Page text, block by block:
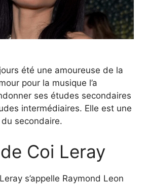
été une amoureuse de la
pour la musique l’a
ses études secondaires
intermédiaires. Elle est une
secondaire.
Coi Leray
s’appelle Raymond Leon